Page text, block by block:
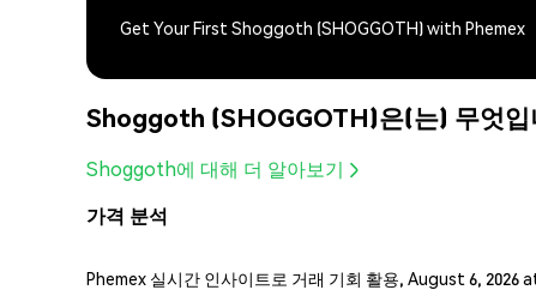
Get Your First Shoggoth (SHOGGOTH) with Phemex
Shoggoth (SHOGGOTH)은(는) 무엇입
Shoggoth에 대해 더 알아보기
가격 분석
Phemex 실시간 인사이트로 거래 기회 활용, August 6, 2026